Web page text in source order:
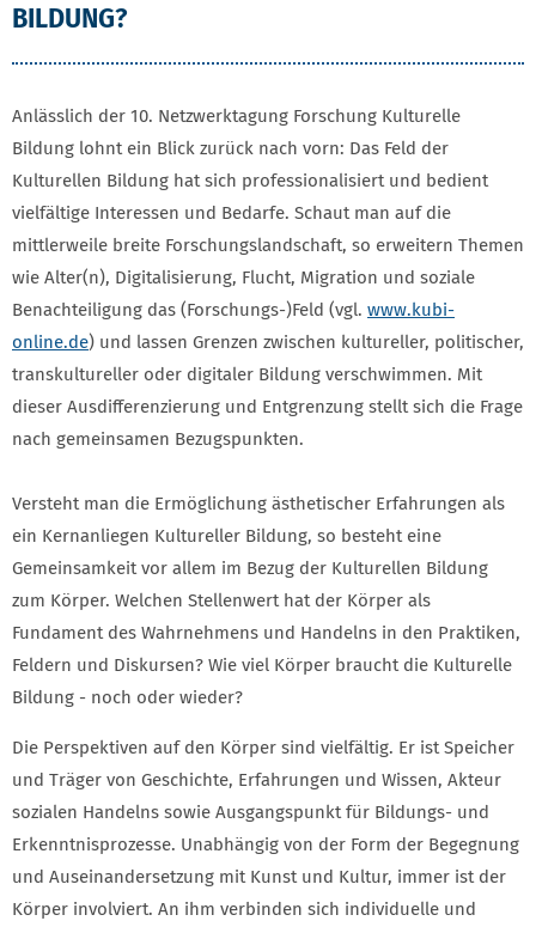
BILDUNG?
Anlässlich der 10. Netzwerktagung Forschung Kulturelle
Bildung lohnt ein Blick zurück nach vorn: Das Feld der
Kulturellen Bildung hat sich professionalisiert und bedient
vielfältige Interessen und Bedarfe. Schaut man auf die
mittlerweile breite Forschungslandschaft, so erweitern Themen
wie Alter(n), Digitalisierung, Flucht, Migration und soziale
Benachteiligung das (Forschungs-)Feld (vgl. www.kubi-
online.de) und lassen Grenzen zwischen kultureller, politischer,
transkultureller oder digitaler Bildung verschwimmen. Mit
dieser Ausdifferenzierung und Entgrenzung stellt sich die Frage
nach gemeinsamen Bezugspunkten.
Versteht man die Ermöglichung ästhetischer Erfahrungen als
ein Kernanliegen Kultureller Bildung, so besteht eine
Gemeinsamkeit vor allem im Bezug der Kulturellen Bildung
zum Körper. Welchen Stellenwert hat der Körper als
Fundament des Wahrnehmens und Handelns in den Praktiken,
Feldern und Diskursen? Wie viel Körper braucht die Kulturelle
Bildung - noch oder wieder?
Die Perspektiven auf den Körper sind vielfältig. Er ist Speicher
und Träger von Geschichte, Erfahrungen und Wissen, Akteur
sozialen Handelns sowie Ausgangspunkt für Bildungs- und
Erkenntnisprozesse. Unabhängig von der Form der Begegnung
und Auseinandersetzung mit Kunst und Kultur, immer ist der
Körper involviert. An ihm verbinden sich individuelle und